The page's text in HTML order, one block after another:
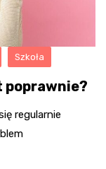
Szkoła
poprawnie?
regularnie